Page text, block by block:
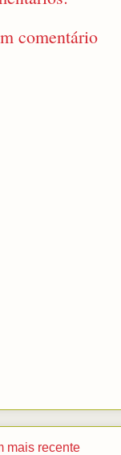
comentário
mais recente